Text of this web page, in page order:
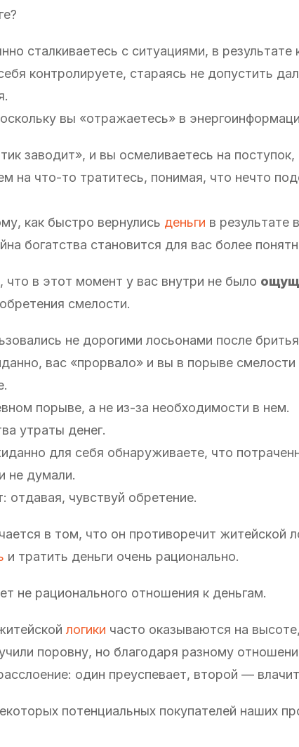
сталкиваетесь с ситуациями, в
контролируете, стараясь не допустить
вы «отражаетесь» в
заводит», и вы осмеливаетесь на
на что-то тратитесь, понимая, что нечто
как быстро вернулись деньги в результате
богатства становится для вас более
что в этот момент у вас внутри не было
смелости.
не дорогими лосьонами после
вас «прорвало» и вы в порыве смелости
порыве, а не из-за необходимости в нем.
утраты денег.
для себя обнаруживаете, что
не думали.
отдавая, чувствуй обретение.
в том, что он противоречит житейской
и тратить деньги очень рационально.
не рационального отношения к деньгам.
логики часто оказываются на
поровну, но благодаря разному
один преуспевает, второй —
потенциальных покупателей наших